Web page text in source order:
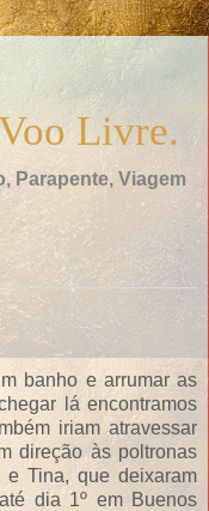
Livre.
Parapente, Viagem
banho e arrumar as
lá encontramos
iriam atravessar
direção às poltronas
e Tina, que deixaram
dia 1º em Buenos